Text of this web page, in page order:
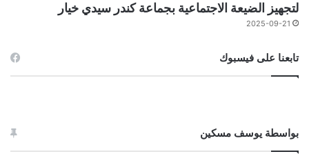
لتجهيز الضيعة الاجتماعية بجماعة كندر سيدي خيار
2025-09-21
تابعنا على فيسبوك
بواسطة يوسف مسكين